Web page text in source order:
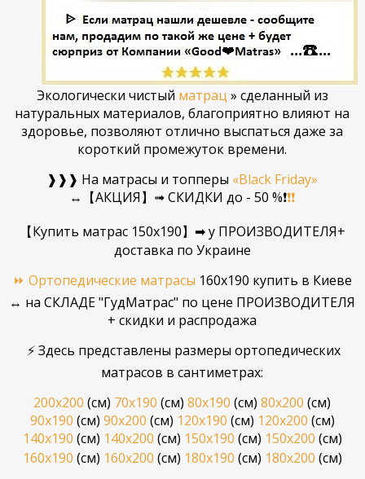
Экологически чистый матрац » сделанный из
натуральных материалов, благоприятно влияют на
здоровье, позволяют отлично выспаться даже за
короткий промежуток времени.
❱❱❱ На матрасы и топперы «Black Friday»
↔【АКЦИЯ】➟ СКИДКИ до - 50 %❗❗❗
【Купить матрас 150x190】 ➡у ПРОИЗВОДИТЕЛЯ+
доставка по Украине
⏩ Ортопедические матрасы 160x190 купить в Киеве
↔ на СКЛАДЕ"ГудМатрас" по цене ПРОИЗВОДИТЕЛЯ
+ скидки и распродажа
⚡ Здесь представлены размеры ортопедических
матрасов в сантиметрах:
200x200 (см) 70х190 (см)80x190 (см) 80х200 (см)
90x190 (см) 90x200 (см) 120x190 (см) 120x200 (см)
140x190 (см) 140x200 (см) 150x190 (см) 150х200 (см)
160x190 (см) 160x200 (см) 180x190 (см) 180x200 (см)